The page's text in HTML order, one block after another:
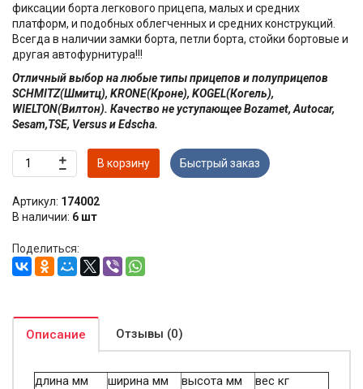
фиксации борта легкового прицепа, малых и средних
платформ, и подобных облегченных и средних конструкций.
Всегда в наличии замки борта, петли борта, стойки бортовые и
другая автофурнитура!!!
Отличный выбор на любые типы прицепов и полуприцепов
SCHMITZ(Шмитц), KRONE(Кроне), KOGEL(Когель),
WIELTON(Вилтон). Качество не уступающее Bozamet, Autocar,
Sesam,TSE, Versus и Edscha.
В корзину Быстрый заказ
Артикул: 174002
В наличии: 6 шт
Поделиться:
Описание Отзывы (0)
длина мм ширина мм высота мм
вес кг